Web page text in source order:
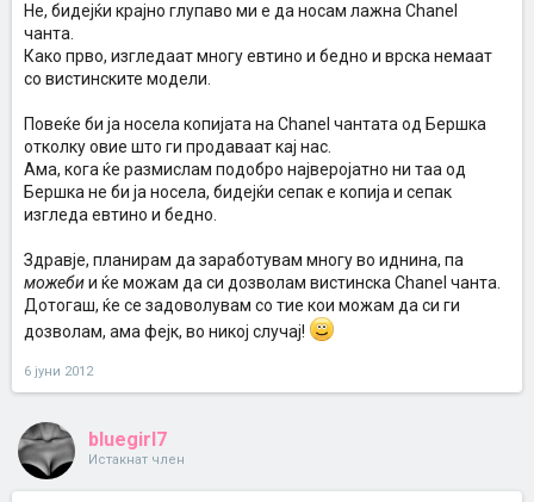
Не, бидејќи крајно глупаво ми е да носам лажна Chanel
чанта.
Како прво, изгледаат многу евтино и бедно и врска немаат
со вистинските модели.
Повеќе би ја носела копијата на Chanel чантата од Бершка
отколку овие што ги продаваат кај нас.
Ама, кога ќе размислам подобро најверојатно ни таа од
Бершка не би ја носела, бидејќи сепак е копија и сепак
изгледа евтино и бедно.
Здравје, планирам да заработувам многу во иднина, па
можебии ќе можам да си дозволам вистинска Chanel чанта.
Дотогаш, ќе се задоволувам со тие кои можам да си ги
дозволам, ама фејк, во никој случај!
6 јуни 2012
bluegirl7
Истакнат член